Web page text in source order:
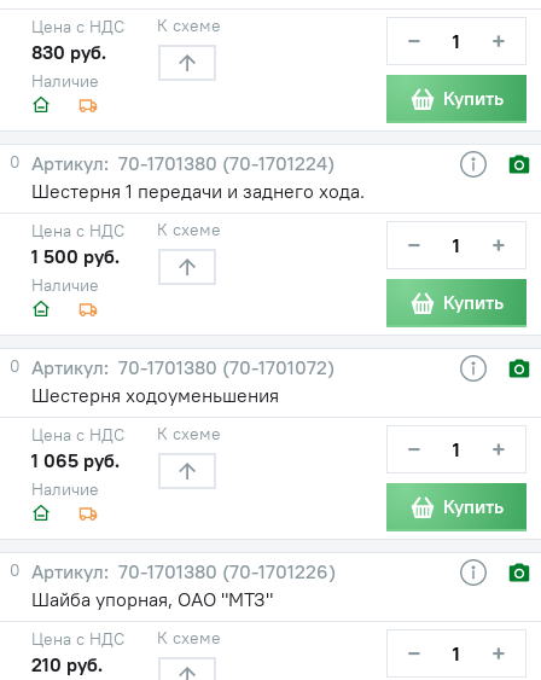
Наличие
Цена с НДС
830 руб.
К схеме − +
Купить
0
70-1701380 (70-1701224)
Шестерня 1 передачи и заднего хода.
Наличие
Цена с НДС
1 500 руб.
К схеме − +
Купить
0
70-1701380 (70-1701072)
Шестерня ходоуменьшения
Наличие
Цена с НДС
1 065 руб.
К схеме − +
Купить
0
70-1701380 (70-1701226)
Шайба упорная, ОАО "МТЗ"
Цена с НДС
210 руб.
К схеме − +